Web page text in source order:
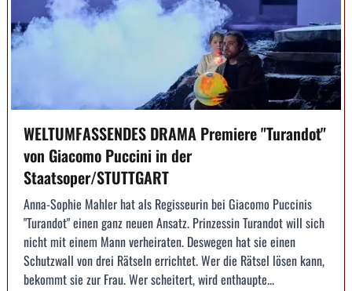
WELTUMFASSENDES DRAMA Premiere "Turandot"
von Giacomo Puccini in der
Staatsoper/STUTTGART
Anna-Sophie Mahler hat als Regisseurin bei Giacomo Puccinis
"Turandot" einen ganz neuen Ansatz. Prinzessin Turandot will sich
nicht mit einem Mann verheiraten. Deswegen hat sie einen
Schutzwall von drei Rätseln errichtet. Wer die Rätsel lösen kann,
bekommt sie zur Frau. Wer scheitert, wird enthaupte...